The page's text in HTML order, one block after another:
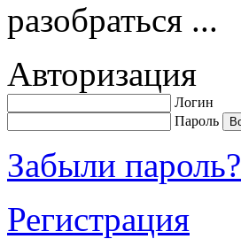
разобраться ...
Авторизация
Логин
Пароль
Забыли пароль?
Регистрация